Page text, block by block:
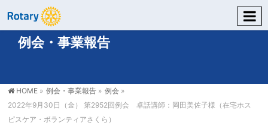
例会・事業報告
HOME » 例会・事業報告 » 例会 »
2022年9月30日（金） 第2952回例会 卓話講師：岡田美佐子様（在宅ホス
ピスケア・ボランティアさくら）